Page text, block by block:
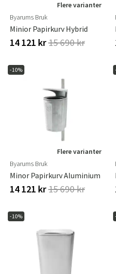
Flere varianter
Byarums Bruk
Minior Papirkurv Hybrid
14 121 kr15 690 kr
-10%
Flere varianter
Byarums Bruk
Minor Papirkurv Aluminium
14 121 kr15 690 kr
-10%